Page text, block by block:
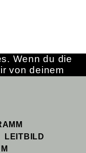
LEITBILD
Wenn du die
von deinem